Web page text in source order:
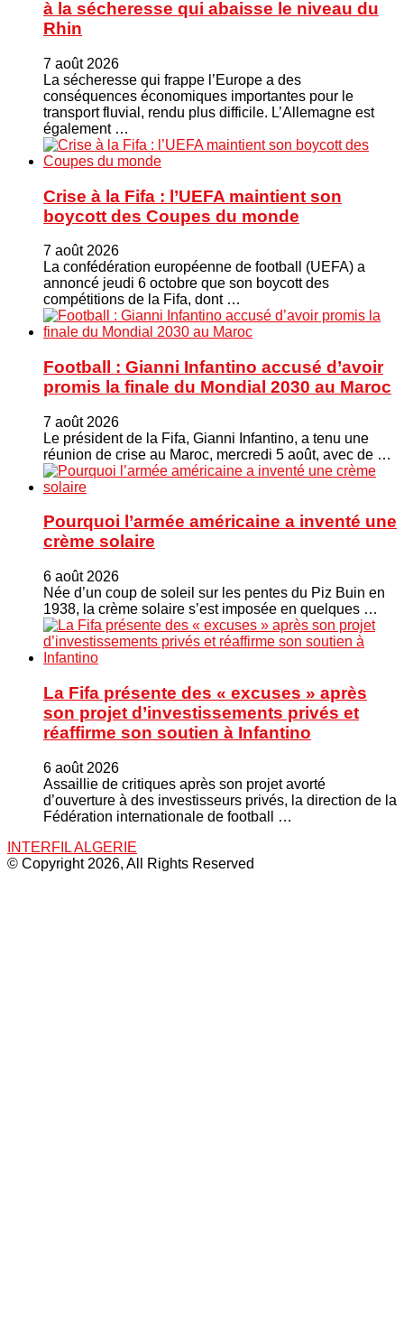
à la sécheresse qui abaisse le niveau du
Rhin
7 août 2026
La sécheresse qui frappe l’Europe a des
conséquences économiques importantes pour le
transport fluvial, rendu plus difficile. L’Allemagne est
également …
Crise à la Fifa : l’UEFA maintient son
boycott des Coupes du monde
7 août 2026
La confédération européenne de football (UEFA) a
annoncé jeudi 6 octobre que son boycott des
compétitions de la Fifa, dont …
Football : Gianni Infantino accusé d’avoir
promis la finale du Mondial 2030 au Maroc
7 août 2026
Le président de la Fifa, Gianni Infantino, a tenu une
réunion de crise au Maroc, mercredi 5 août, avec de …
Pourquoi l’armée américaine a inventé une
crème solaire
6 août 2026
Née d’un coup de soleil sur les pentes du Piz Buin en
1938, la crème solaire s’est imposée en quelques …
La Fifa présente des « excuses » après
son projet d’investissements privés et
réaffirme son soutien à Infantino
6 août 2026
Assaillie de critiques après son projet avorté
d’ouverture à des investisseurs privés, la direction de la
Fédération internationale de football …
INTERFIL ALGERIE
© Copyright 2026, All Rights Reserved